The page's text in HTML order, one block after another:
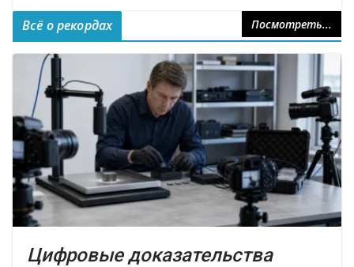
Всё о рекордах Посмотреть...
Цифровые доказательства